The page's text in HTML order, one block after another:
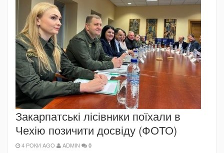
Закарпатські лісівники поїхали в
Чехію позичити досвіду (ФОТО)
4 РОКИ AGO ADMIN 0